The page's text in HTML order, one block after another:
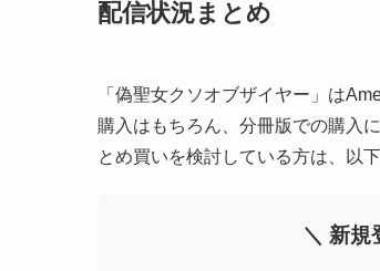
配信状況まとめ
「偽聖女クソオブザイヤー」は
購入はもちろん、分冊版での購入
とめ買いを検討している方は、以
＼ 新規